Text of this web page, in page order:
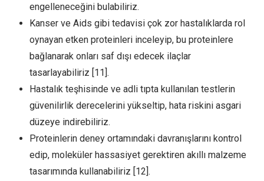
engelleneceğini bulabiliriz.
Kanser ve Aids gibi tedavisi çok zor hastalıklarda rol
oynayan etken proteinleri inceleyip, bu proteinlere
bağlanarak onları saf dışı edecek ilaçlar
tasarlayabiliriz [11].
Hastalık teşhisinde ve adli tıpta kullanılan testlerin
güvenilirlik derecelerini yükseltip, hata riskini asgari
düzeye indirebiliriz.
Proteinlerin deney ortamındaki davranışlarını kontrol
edip, moleküler hassasiyet gerektiren akıllı malzeme
tasarımında kullanabiliriz [12].